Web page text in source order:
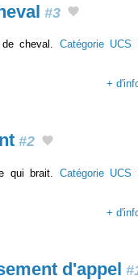
#3
cheval. Catégorie UCS
+
#2
qui brait. Catégorie UCS
+
d'appel